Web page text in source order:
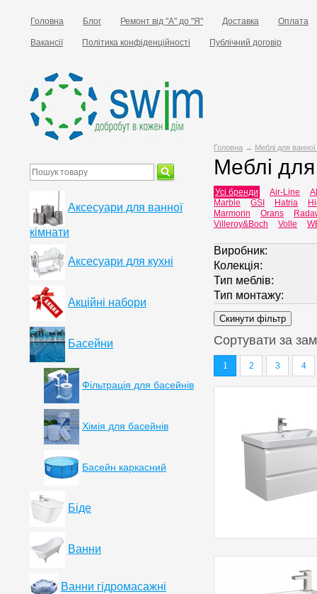
Головна Блог Ремонт від "А" до "Я" Доставка Оплата
Вакансії Політика конфіденційності Публічний договір
Головна → Меблі для ванної
Меблі для
Усі бренди Air-Line
Marble
GSI Hatria
Marmorin
Orans
Villeroy&Boch
Volle
Виробник:
Колекція:
Тип меблів:
Тип монтажу:
Сортувати за
1 2 3 4
Аксесуари для ванної
кімнати
Аксесуари для кухні
Акційні набори
Басейни
Фільтрація для басейнів
Хімія для басейнів
Басейн каркасний
Біде
Ванни
Ванни гідромасажні